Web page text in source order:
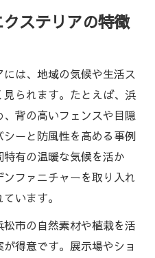
エクステリアの魅力
で実感できるガーデン
クステリアの最新アイ
見学で得られる具体的
ステリアの特徴
は、地域の気候や生活ス
られます。たとえば、浜
背の高いフェンスや目隠
ーと防風性を高める事例
有の温暖な気候を活か
ファニチャーを取り入れ
います。
市の自然素材や植栽を活
得意です。展示場やショ